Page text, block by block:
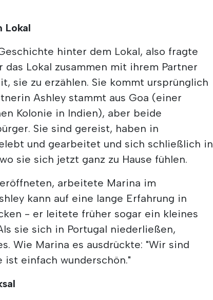
Lokal
hinter dem Lokal, also fragte
das Lokal zusammen mit ihrem Partner
sie zu erzählen. Sie kommt ursprünglich
Ashley stammt aus Goa (einer
Kolonie in Indien), aber beide
Sie sind gereist, haben in
und gearbeitet und sich schließlich in
sie sich jetzt ganz zu Hause fühlen.
arbeitete Marina im
kann auf eine lange Erfahrung in
- er leitete früher sogar ein kleines
sie sich in Portugal niederließen,
Wie Marina es ausdrückte: "Wir sind
einfach wunderschön."